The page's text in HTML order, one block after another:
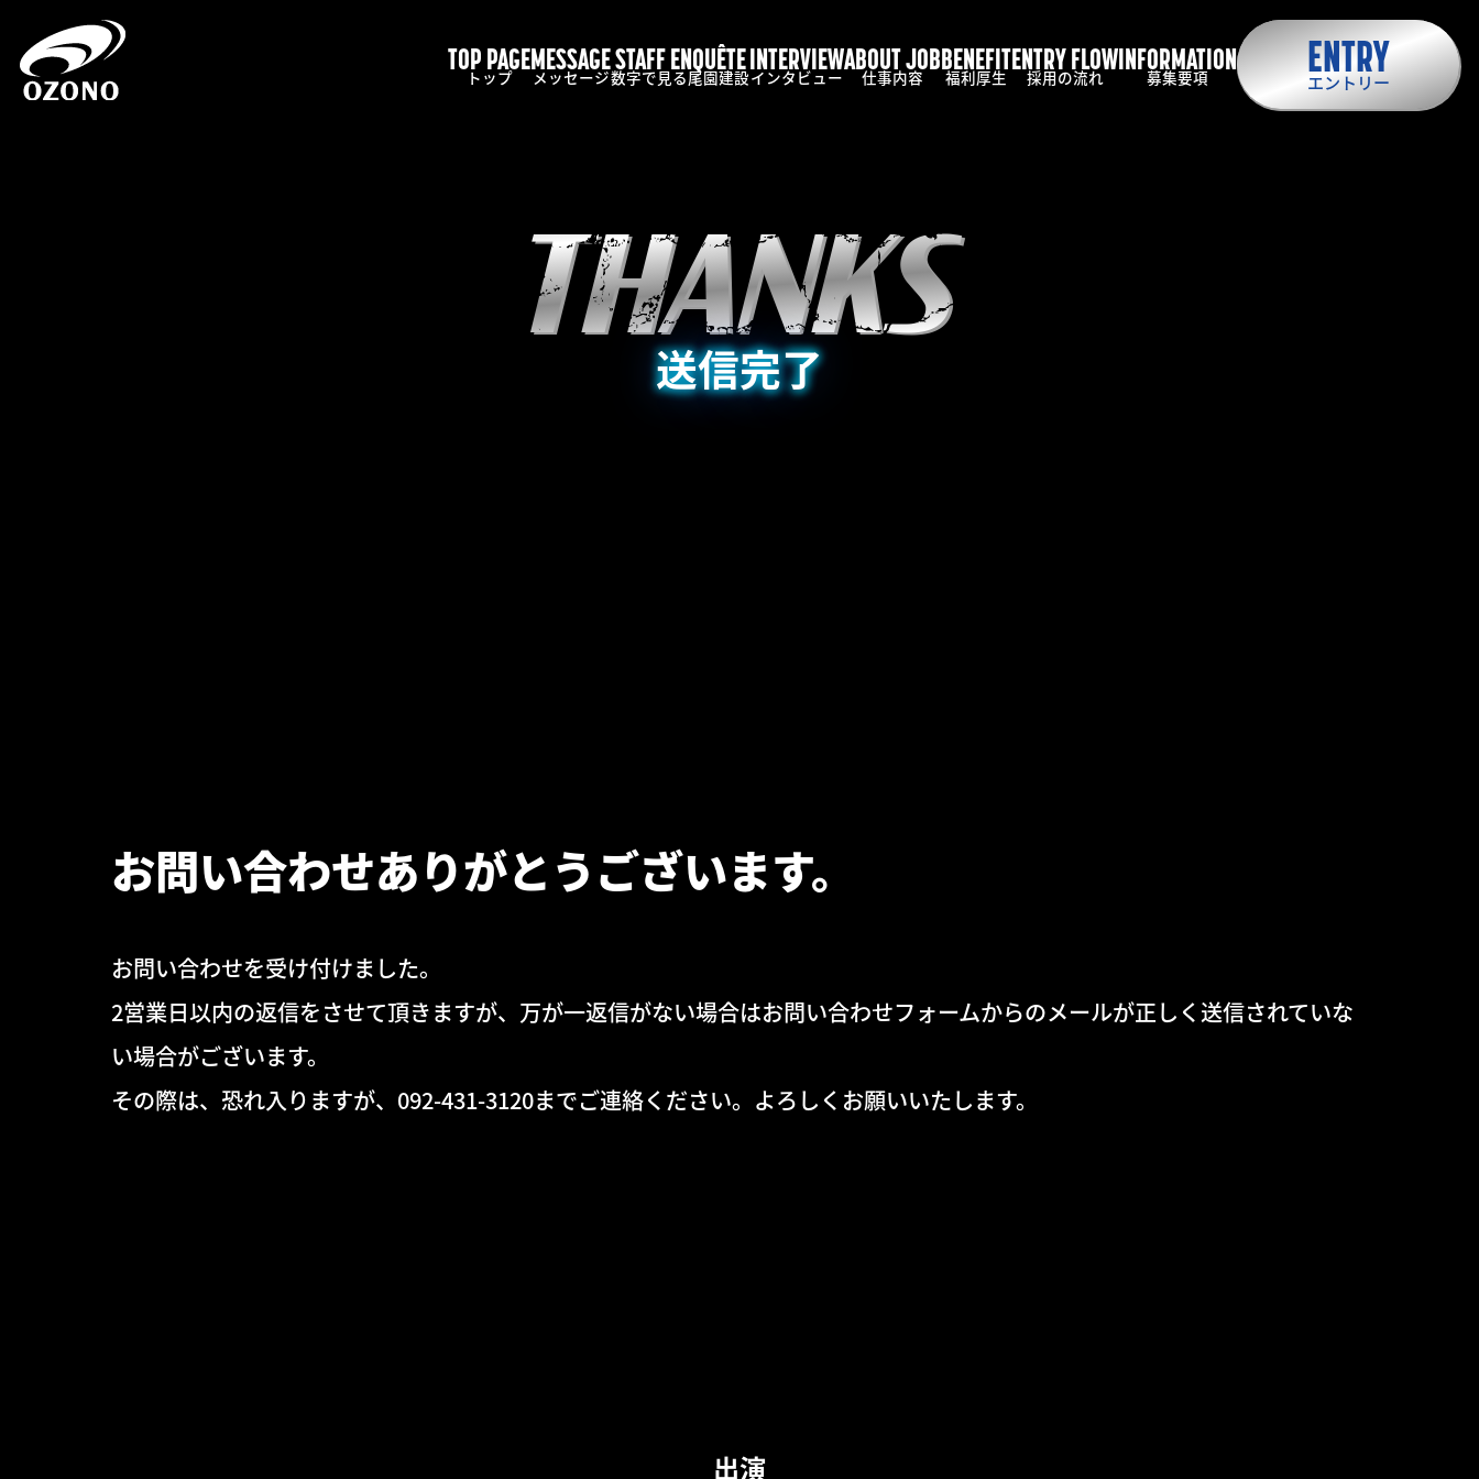
TOP PAGE
トップ
MESSAGE
メッセージ
STAFF ENQUÊTE
数字で見る尾園建設
INTERVIEW
インタビュー
ABOUT JOB
仕事内容
BENEFIT
福利厚生
ENTRY FLOW
採用の流れ
INFORMATION
募集要項 ENTRY
エントリー
THANKS
送信完了
お問い合わせありがとうございます。
お問い合わせを受け付けました。
2営業日以内の返信をさせて頂きますが、万が一返信がない場合はお問い合わせフォームからのメールが正しく送信されていな
い場合がございます。
その際は、恐れ入りますが、092-431-3120までご連絡ください。よろしくお願いいたします。
出演